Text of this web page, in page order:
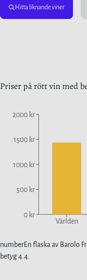
Hitta liknande viner
Priser på rött vinmed
0 kr
500 kr
1000 kr
1500 kr
2000 kr
Världen
numberEn flaska av Barolo
betyg4.4